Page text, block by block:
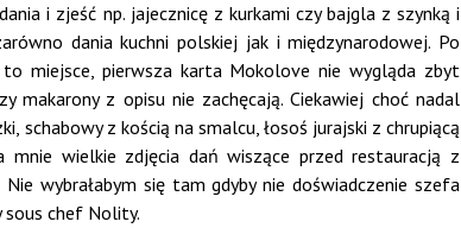
i zjeść np. jajecznicę z kurkami czy bajgla z szynką i
dania kuchni polskiej jak i międzynarodowej. Po
miejsce, pierwsza karta Mokolove nie wygląda zbyt
makarony z opisu nie zachęcają. Ciekawiej choć nadal
schabowy z kością na smalcu, łosoś jurajski z chrupiącą
mnie wielkie zdjęcia dań wiszące przed restauracją z
Nie wybrałabym się tam gdyby nie doświadczenie szefa
sous chef Nolity.